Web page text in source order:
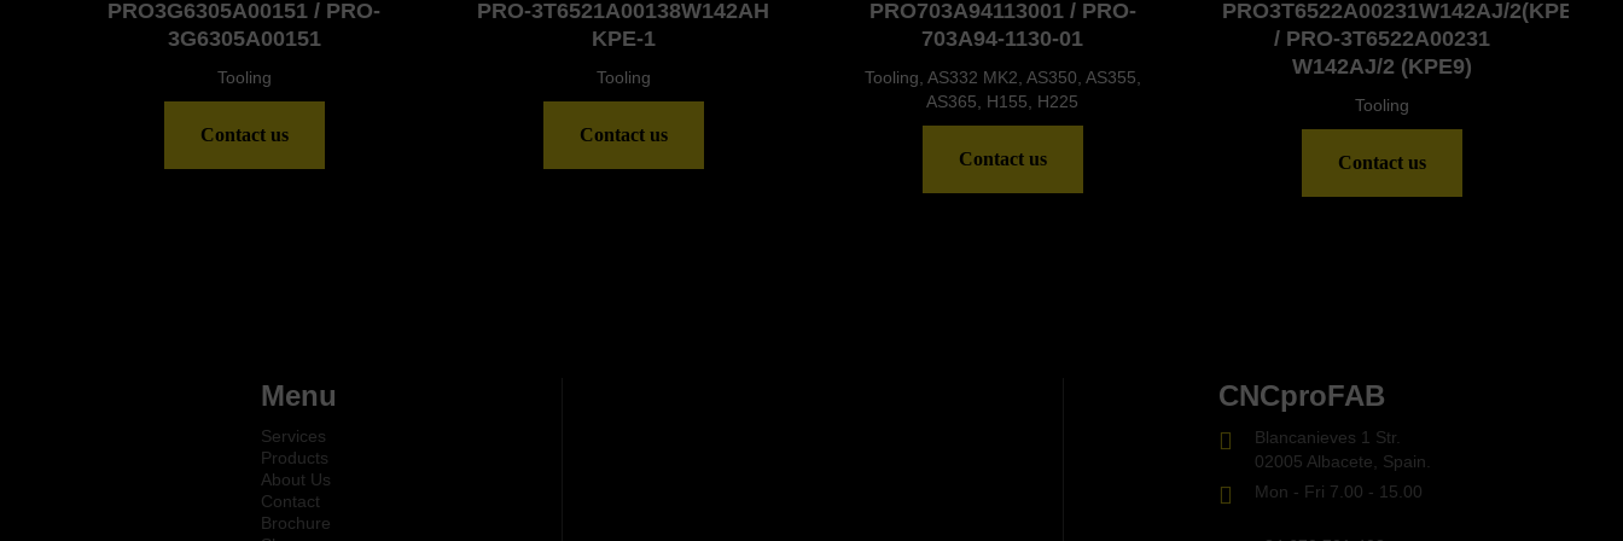
PRO3G6305A00151 / PRO-
3G6305A00151
Tooling
Contact us
PRO-3T6521A00138W142AH
KPE-1
Tooling
Contact us
PRO703A94113001 / PRO-
703A94-1130-01
Tooling, AS332 MK2, AS350, AS355,
AS365, H155, H225
Contact us
PRO3T6522A00231W142AJ/2(KPE9)
/ PRO-3T6522A00231
W142AJ/2 (KPE9)
Tooling
Contact us
Menu
Services
Products
About Us
Contact
Brochure
CNCproFAB
Blancanieves 1 Str.
02005 Albacete, Spain.
Mon - Fri 7.00 - 15.00